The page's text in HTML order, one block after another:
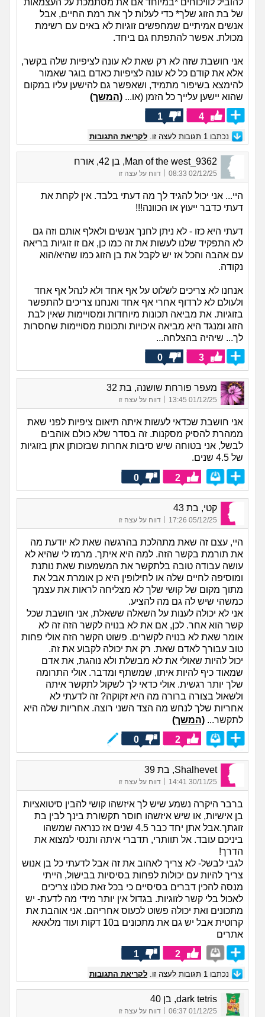
של בת הזוג שלך* כדי לעלות לך את רמת החיים, אבל
אנשים אמיתיים שמחפשים זוגיות לא באים עם רשימת
מכולת. אפשר להתפתח גם ביחד.
אני חושבת שזה לא רק שאת לא עונה לציפיות שלה בקשר,
אלא את קודם כל לא עונה לציפיות כאדם בוגר שאמור
להימצא בשיפור מתמיד, ושאפשר גם להישען עליו במקום
שהוא יישען עלייך כל הזמן (או... (המשך)
4
1
נכתבו 1 תגובות לעצה זו. לקריאת התגובות
Man of the west_9362, בן 42, אורח
02/12/25 08:33 דווח על עצה זו
היי... אני יכול להגיד לך מה דעתי בלבד. אין לקחת את
דעתי כדבר ייעוץ או הכוונה!!!
דעתי היא כזו - לא ניתן לחנך אנשים ולאלף אותם וזה גם
לא התפקיד שלנו לעשות את זה כמו כן, אם זו זוגיות בריאה
עם אהבה והכל אז יש לקבל את בן הזוג כמו שהיא/הוא
נקודה.
אנחנו לא צריכים לשלוט על אף אחד ולא לנהל אף אחד
ולעולם לא לרדוף אחרי אף אחד ואנחנו צריכים להתפשר
בזוגיות. את מביאה תכונות מיוחדות ומסויימות שאין לבת
הזוג ומנגד היא מביאה איכויות ותכונות מסויימות שחסרות
לך... שיהיה בהצלחה...
3
0
מעפר פורחת שושנה, בת 32
01/12/25 13:45 דווח על עצה זו
אני חושבת שכדאי לעשות איתה תיאום ציפיות לפני שאת
ממהרת להסיק מסקנות. זה בסדר שלא כולם אוהבים
לבשל, אני בטוחה שיש סיבות אחרות שבזכותן אתן בזוגיות
של 4.5 שנים.
2
0
קטי, בת 43
05/12/25 17:26
| דווח על עצה זו
היי, עצם זה שאת מתהלכת בהרגשה שאת לא יודעת מה
את תורמת בקשר הזה. למה היא איתך. מרמז לי שהיא לא
עושה עבודה טובה בלתקשר את המשמעות שאת נותנת
ומוסיפה לחיים שלה או לחילופין היא כן אומרת אבל את
מתוך מקום של קושי שלך לא מצליחה לראות את עצמך
כמשהי שיש לה גם מה להציע.
אני לא יכולה לענות על השאלה ששאלת, אני חושבת שכל
קשר הוא אחר. לכן, אם את לא בנויה לקשר הזה זה לא
אומר שאת לא בנויה לקשרים. פשוט הקשר הזה אולי פחות
טוב עבורך לאדם שאת. רק את יכולה לקבוע את זה.
יכול להיות שאולי את לא מבשלת ולא נוהגת, את אדם
שמאוד כיף להיות איתו, שמשתף ומדבר. אולי התרומה
שלך יותר רגשית. אולי כדאי לך לשקול לתקשר איתה
ולשאול בצורה ברורה מה היא זקוקה? זה לדעתי לא
אחריות שלך לנחש מה הצד השני רוצה. אחריות שלה היא
לתקשר... (המשך)
2
0
Shalhevet, בת 39
30/11/25 14:41
| דווח על עצה זו
ברבר היקרה נשמע שיש לך איזשהו קושי להבין סיטואציות
בן אישיות, או שיש איזשהו חוסר תקשורת בינך לבין בת
זוגתך.אבל אתן יחד כבר 4.5 שנים אז כנראה שמשהו
ביניכם עובד. אל תוותרי, תדברי איתה ותנסי למצוא את
הדרך!
לגבי לבשל- לא צריך לאהוב את זה אבל לדעתי כל בן אנוש
צריך להיות עם יכולות לפחות בסיסיות בבישול, הייתי
מנסה להכין דברים בסיסיים כי בכל זאת כולנו צריכים
לאכול בלי קשר לזוגיות. בגדול אין יותר מידי מה לדעת- יש
מתכונים ואת יכולה פשוט לכעוס אחריהם. אני אוהבת את
קרוטית אבל יש גם את מתכונים ב10 דקות ועוד מלאאא
אתרים
2
1
נכתבו 1 תגובות לעצה זו. לקריאת התגובות
dark tetris, בן 40
01/12/25 06:37 דווח על עצה זו